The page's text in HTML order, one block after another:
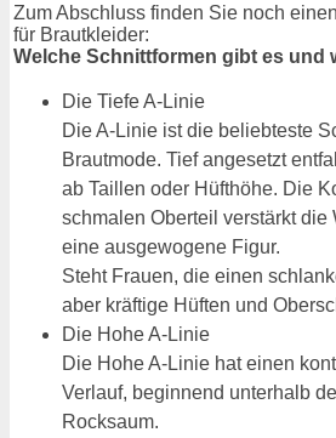
Zum Abschluss finden Sie noch
für Brautkleider:
Welche Schnittformen gibt es und
Die Tiefe A-Linie
Die A-Linie ist die beliebteste
Brautmode. Tief angesetzt
ab Taillen oder Hüfthöhe. Die
schmalen Oberteil verstärkt die
eine ausgewogene Figur.
Steht Frauen, die einen
aber kräftige Hüften und
Die Hohe A-Linie
Die Hohe A-Linie hat einen
Verlauf, beginnend unterhalb
Rocksaum.